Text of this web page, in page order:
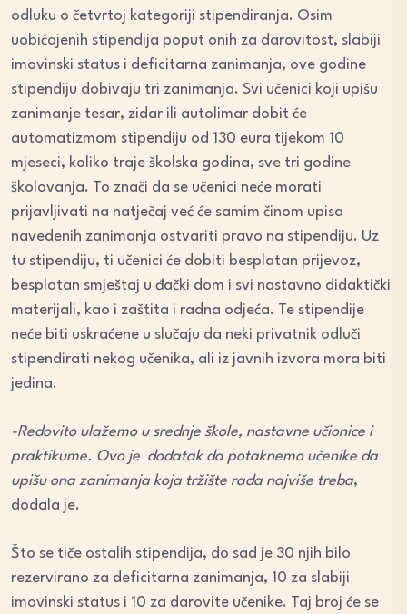
odluku o četvrtoj kategoriji stipendiranja. Osim
uobičajenih stipendija poput onih za darovitost, slabiji
imovinski status i deficitarna zanimanja, ove godine
stipendiju dobivaju tri zanimanja. Svi učenici koji upišu
zanimanje tesar, zidar ili autolimar dobit će
automatizmom stipendiju od 130 eura tijekom 10
mjeseci, koliko traje školska godina, sve tri godine
školovanja. To znači da se učenici neće morati
prijavljivati na natječaj već će samim činom upisa
navedenih zanimanja ostvariti pravo na stipendiju. Uz
tu stipendiju, ti učenici će dobiti besplatan prijevoz,
besplatan smještaj u đački dom i svi nastavno didaktički
materijali, kao i zaštita i radna odjeća. Te stipendije
neće biti uskraćene u slučaju da neki privatnik odluči
stipendirati nekog učenika, ali iz javnih izvora mora biti
jedina.
-Redovito ulažemo u srednje škole, nastavne učionice i
praktikume. Ovo je dodatak da potaknemo učenike da
upišu ona zanimanja koja tržište rada najviše treba,
dodala je.
Što se tiče ostalih stipendija, do sad je 30 njih bilo
rezervirano za deficitarna zanimanja, 10 za slabiji
imovinski status i 10 za darovite učenike. Taj broj će se